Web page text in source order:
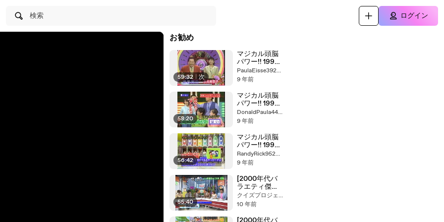
検索 ログイン
お勧め
59:32 | 次
マジカル頭脳
パワー!! 1997
年7月10日放送
PaulaEisse39223656
9 年前
58:20
マジカル頭脳
パワー!! 1996
年2月29日放
送
DonaldPaula44168741
9 年前
56:42
マジカル頭脳
パワー!! 1996
年9月12日放送
RandyRick95236346
9 年前
55:40
[2000年代バ
ラエティ傑作
シリーズ] ラジ
かる（2008年
クイズプロジェクト２１
10 年前